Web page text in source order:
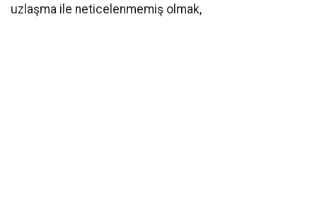
uzlaşma ile neticelenmemiş olmak,